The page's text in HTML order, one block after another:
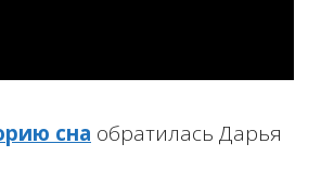
сна обратилась Дарья